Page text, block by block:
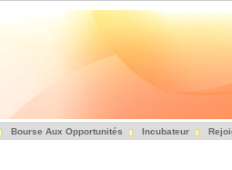
Bourse Aux Opportunités Incubateur